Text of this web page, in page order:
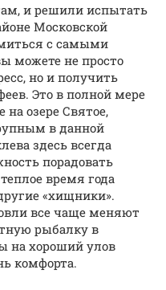
и решили испытать
Московской
с самыми
можете не просто
но и получить
Это в полной мере
озере Святое,
в данной
здесь всегда
порадовать
время года
«хищники».
все чаще меняют
рыбалку в
на хороший улов
комфорта.